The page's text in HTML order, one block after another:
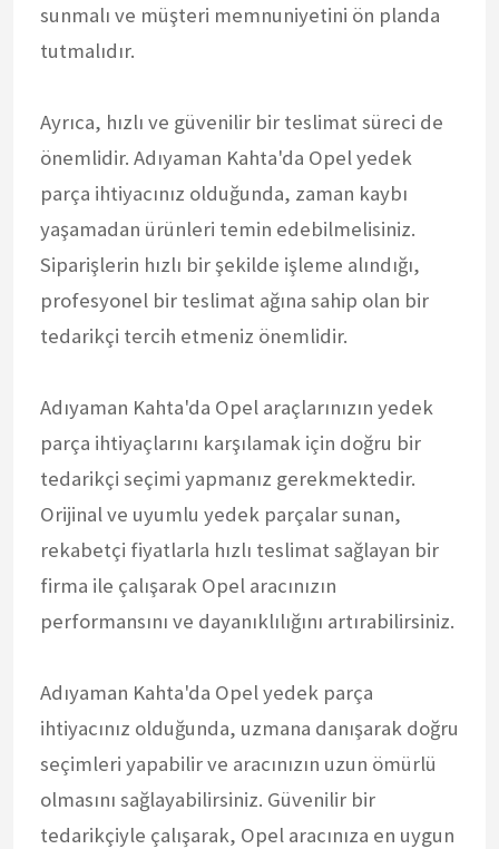
sunmalı ve müşteri memnuniyetini ön planda
tutmalıdır.
Ayrıca, hızlı ve güvenilir bir teslimat süreci de
önemlidir. Adıyaman Kahta'da Opel yedek
parça ihtiyacınız olduğunda, zaman kaybı
yaşamadan ürünleri temin edebilmelisiniz.
Siparişlerin hızlı bir şekilde işleme alındığı,
profesyonel bir teslimat ağına sahip olan bir
tedarikçi tercih etmeniz önemlidir.
Adıyaman Kahta'da Opel araçlarınızın yedek
parça ihtiyaçlarını karşılamak için doğru bir
tedarikçi seçimi yapmanız gerekmektedir.
Orijinal ve uyumlu yedek parçalar sunan,
rekabetçi fiyatlarla hızlı teslimat sağlayan bir
firma ile çalışarak Opel aracınızın
performansını ve dayanıklılığını artırabilirsiniz.
Adıyaman Kahta'da Opel yedek parça
ihtiyacınız olduğunda, uzmana danışarak doğru
seçimleri yapabilir ve aracınızın uzun ömürlü
olmasını sağlayabilirsiniz. Güvenilir bir
tedarikçiyle çalışarak, Opel aracınıza en uygun